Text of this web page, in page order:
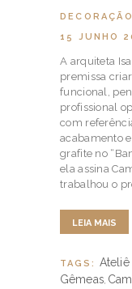
DECORAÇÃO
15 JUNHO
A arquiteta
premissa
funcional,
profissional
com
acabamento
grafite no
ela assina
trabalhou o
LEIA MAIS
TAGS: Ateliê
Gêmeas,